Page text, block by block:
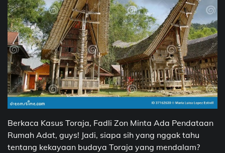
Berkaca Kasus Toraja, Fadli Zon Minta Ada Pendataan
Rumah Adat, guys! Jadi, siapa sih yang nggak tahu
tentang kekayaan budaya Toraja yang mendalam?